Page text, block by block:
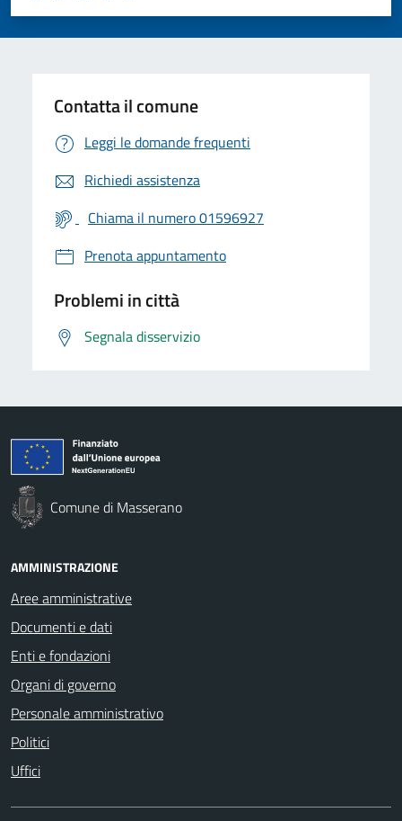
Valuta 5 stelle su 5
Valuta 4 stelle su 5
Valuta 3 stelle su 5
Valuta 2 stelle su 5
Valuta 1 stelle su 5
Contatta il comune
Leggi le domande frequenti
Richiedi assistenza
Chiama il numero 01596927
Prenota appuntamento
Problemi in città
Segnala disservizio
Comune di Masserano
AMMINISTRAZIONE
Aree amministrative
Documenti e dati
Enti e fondazioni
Organi di governo
Personale amministrativo
Politici
Uffici